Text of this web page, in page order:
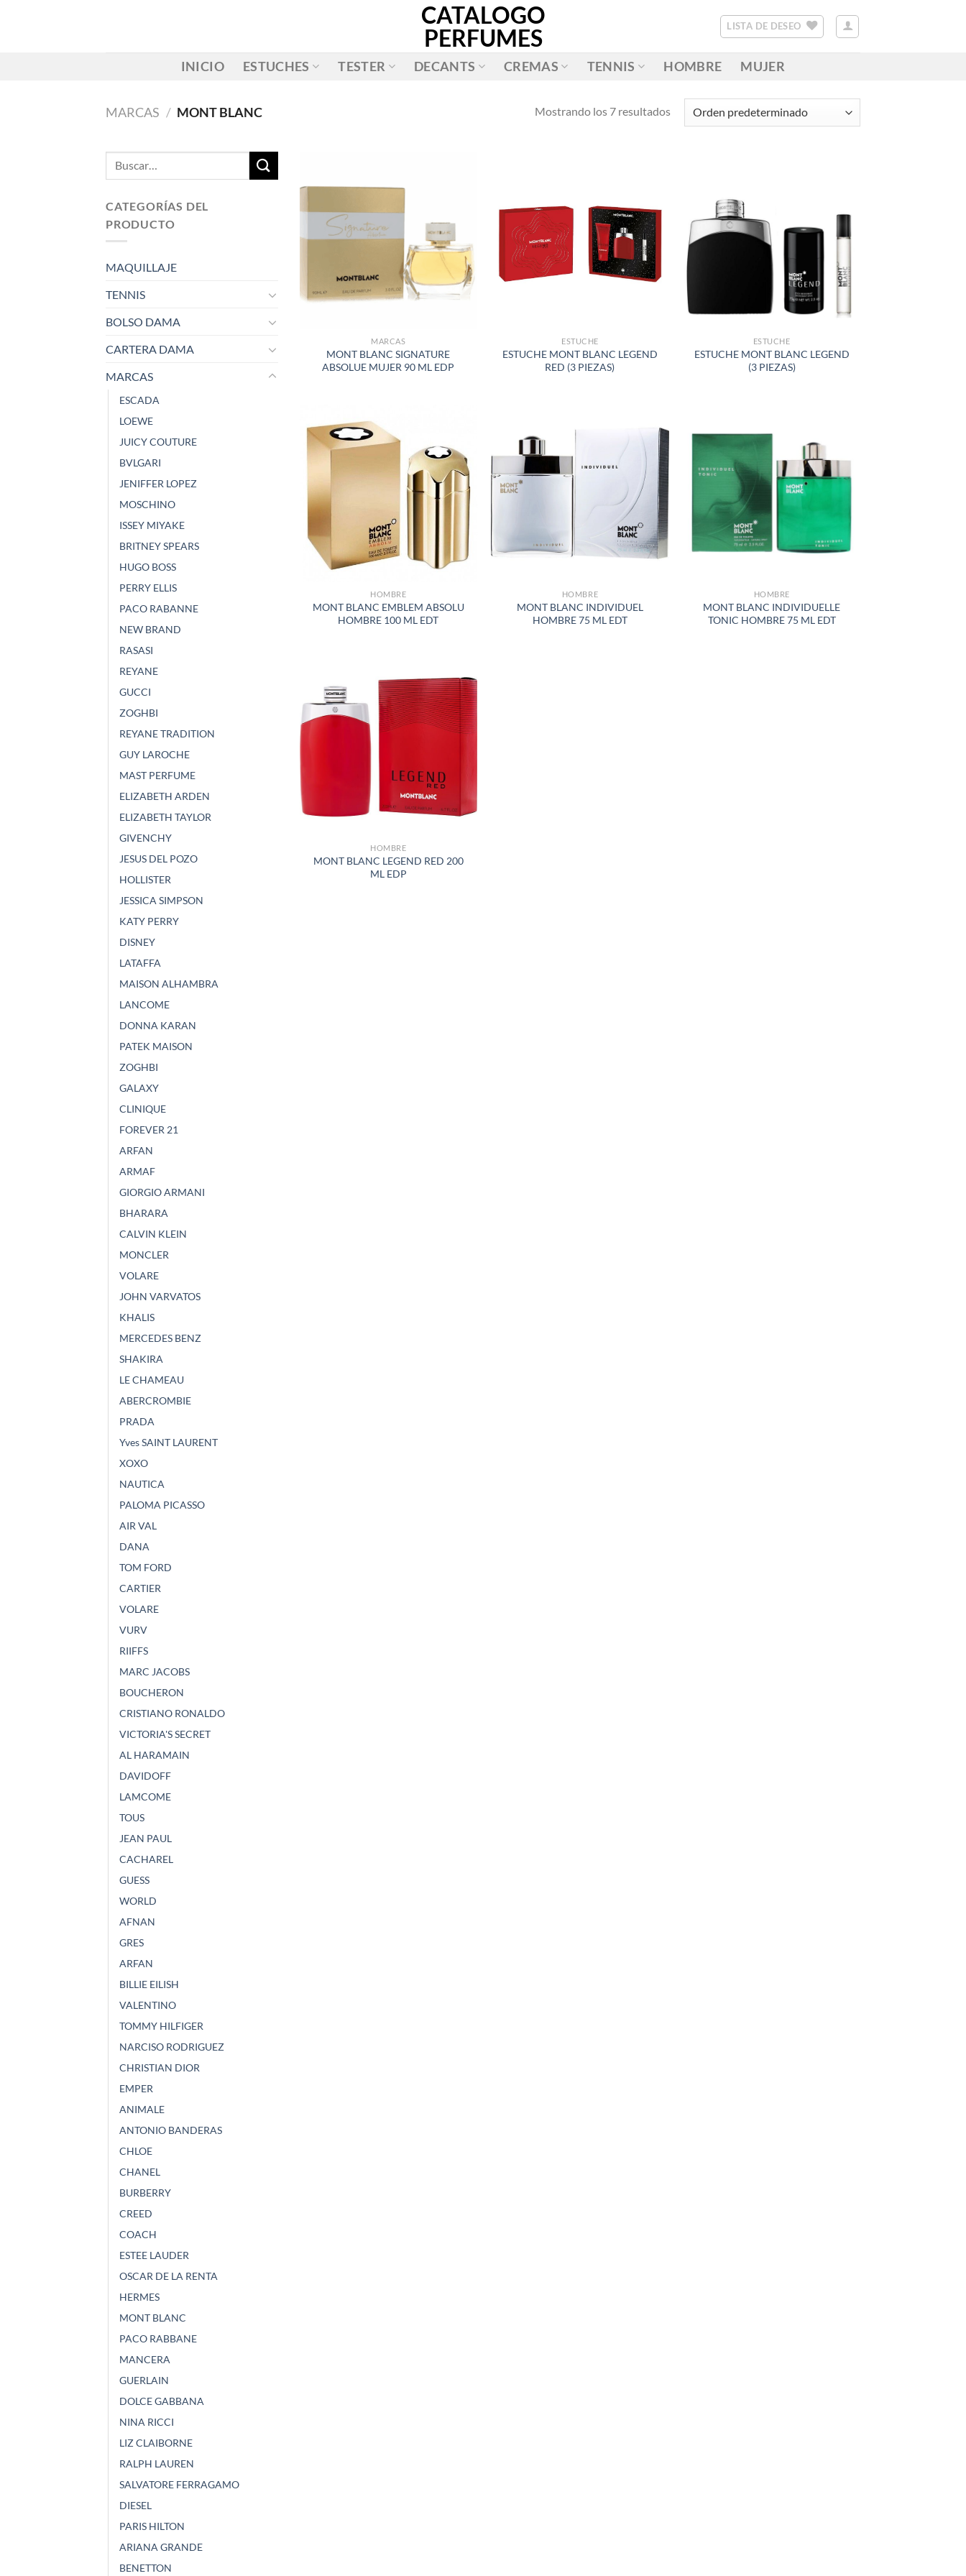
CATALOGO
PERFUMES
LISTA DE DESEO
INICIO ESTUCHES TESTER DECANTS CREMAS TENNIS HOMBRE MUJER
MARCAS / MONT BLANC Mostrando los 7 resultados
Buscar
CATEGORÍAS DEL
PRODUCTO
MAQUILLAJE
TENNIS
BOLSO DAMA
CARTERA DAMA
MARCAS
ESCADA
LOEWE
JUICY COUTURE
BVLGARI
JENIFFER LOPEZ
MOSCHINO
ISSEY MIYAKE
BRITNEY SPEARS
HUGO BOSS
PERRY ELLIS
PACO RABANNE
NEW BRAND
RASASI
REYANE
GUCCI
ZOGHBI
REYANE TRADITION
GUY LAROCHE
MAST PERFUME
ELIZABETH ARDEN
ELIZABETH TAYLOR
GIVENCHY
JESUS DEL POZO
HOLLISTER
JESSICA SIMPSON
KATY PERRY
DISNEY
LATAFFA
MAISON ALHAMBRA
LANCOME
DONNA KARAN
PATEK MAISON
ZOGHBI
GALAXY
CLINIQUE
FOREVER 21
ARFAN
ARMAF
GIORGIO ARMANI
BHARARA
CALVIN KLEIN
MONCLER
VOLARE
JOHN VARVATOS
KHALIS
MERCEDES BENZ
SHAKIRA
LE CHAMEAU
ABERCROMBIE
PRADA
Yves SAINT LAURENT
XOXO
NAUTICA
PALOMA PICASSO
AIR VAL
DANA
TOM FORD
CARTIER
VOLARE
VURV
RIIFFS
MARC JACOBS
BOUCHERON
CRISTIANO RONALDO
VICTORIA'S SECRET
AL HARAMAIN
DAVIDOFF
LAMCOME
TOUS
JEAN PAUL
CACHAREL
GUESS
WORLD
AFNAN
GRES
ARFAN
BILLIE EILISH
VALENTINO
TOMMY HILFIGER
NARCISO RODRIGUEZ
CHRISTIAN DIOR
EMPER
ANIMALE
ANTONIO BANDERAS
CHLOE
CHANEL
BURBERRY
CREED
COACH
ESTEE LAUDER
OSCAR DE LA RENTA
HERMES
MONT BLANC
PACO RABBANE
MANCERA
GUERLAIN
DOLCE GABBANA
NINA RICCI
LIZ CLAIBORNE
RALPH LAUREN
SALVATORE FERRAGAMO
DIESEL
PARIS HILTON
ARIANA GRANDE
BENETTON
DE
DESEOS
MARCAS
MONT BLANC SIGNATURE
ABSOLUE MUJER 90 ML EDP
A LA
LISTA
DE
DESEOS
ESTUCHE
ESTUCHE MONT BLANC LEGEND
RED (3 PIEZAS)
DE
DESEOS
ESTUCHE
ESTUCHE MONT BLANC LEGEND
(3 PIEZAS)
AÑADIR
A LA
LISTA
DE
DESEOS
HOMBRE
MONT BLANC EMBLEM ABSOLU
HOMBRE 100 ML EDT
AÑADIR
DESEOS
HOMBRE
MONT BLANC INDIVIDUEL
HOMBRE 75 ML EDT
AÑADIR
A LA
LISTA
HOMBRE
MONT BLANC INDIVIDUELLE
TONIC HOMBRE 75 ML EDT
AÑADIR
A LA
LISTA
HOMBRE
MONT BLANC LEGEND RED 200
ML EDP